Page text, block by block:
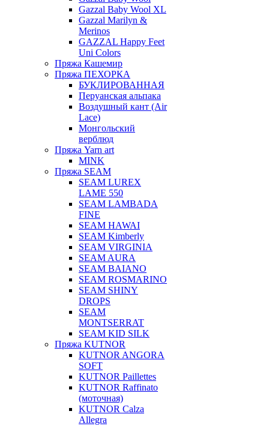
Gazzal Baby Wool XL
Gazzal Marilyn &
Merinos
GAZZAL Happy Feet
Uni Colors
Пряжа Кашемир
Пряжа ПЕХОРКА
БУКЛИРОВАННАЯ
Перуанская альпака
Воздушный кант (Air
Lace)
Монгольский
верблюд
Пряжа Yarn art
MINK
Пряжа SEAM
SEAM LUREX
LAME 550
SEAM LAMBADA
FINE
SEAM HAWAI
SEAM Kimberly
SEAM VIRGINIA
SEAM AURA
SEAM BAIANO
SEAM ROSMARINO
SEAM SHINY
DROPS
SEAM
MONTSERRAT
SEAM KID SILK
Пряжа KUTNOR
KUTNOR ANGORA
SOFT
KUTNOR Paillettes
KUTNOR Raffinato
(моточная)
KUTNOR Calza
Allegra